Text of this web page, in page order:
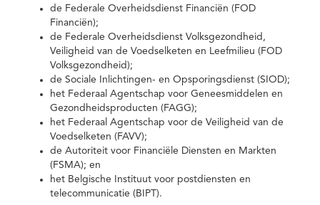
de Federale Overheidsdienst Financiën (FOD
Financiën);
de Federale Overheidsdienst Volksgezondheid,
Veiligheid van de Voedselketen en Leefmilieu (FOD
Volksgezondheid);
de Sociale Inlichtingen- en Opsporingsdienst (SIOD);
het Federaal Agentschap voor Geneesmiddelen en
Gezondheidsproducten (FAGG);
het Federaal Agentschap voor de Veiligheid van de
Voedselketen (FAVV);
de Autoriteit voor Financiële Diensten en Markten
(FSMA); en
het Belgische Instituut voor postdiensten en
telecommunicatie (BIPT).